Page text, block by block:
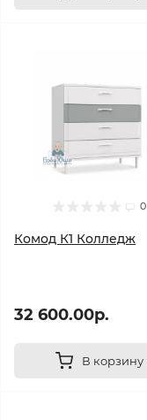
0
Комод К1 Колледж
32 600.00р.
В корзину